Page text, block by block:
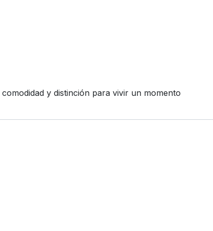
y distinción para vivir un momento